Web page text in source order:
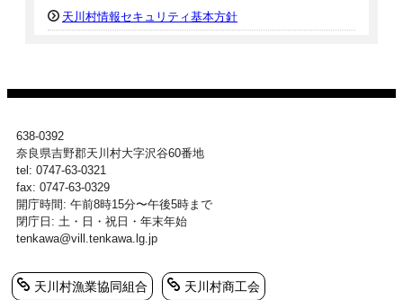
天川村情報セキュリティ基本方針
638-0392
奈良県吉野郡天川村大字沢谷60番地
tel: 0747-63-0321
fax: 0747-63-0329
開庁時間: 午前8時15分〜午後5時まで
閉庁日: 土・日・祝日・年末年始
tenkawa@vill.tenkawa.lg.jp
天川村漁業協同組合 天川村商工会